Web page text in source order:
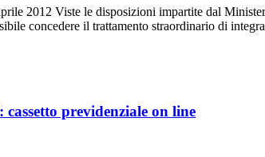
2012 Viste le disposizioni impartite dal
concedere il trattamento straordinario di
previdenziale on line